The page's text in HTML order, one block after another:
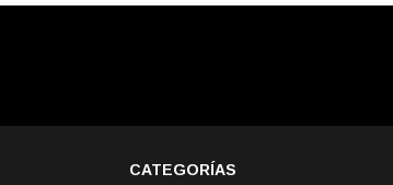
CATEGORÍAS